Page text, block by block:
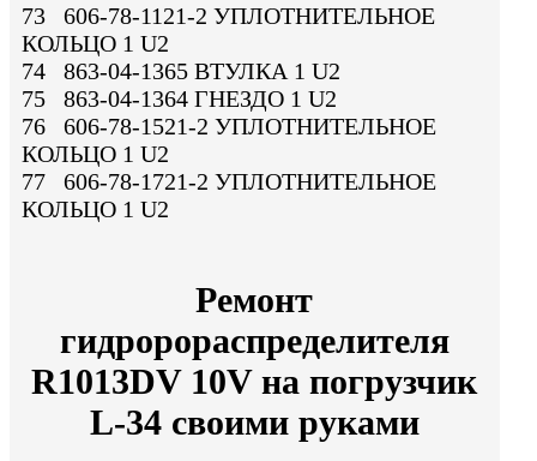
73 606-78-1121-2 УПЛОТНИТЕЛЬНОЕ
КОЛЬЦО 1 U2
74 863-04-1365 ВТУЛКА 1 U2
75 863-04-1364 ГНЕЗДО 1 U2
76 606-78-1521-2 УПЛОТНИТЕЛЬНОЕ
КОЛЬЦО 1 U2
77 606-78-1721-2 УПЛОТНИТЕЛЬНОЕ
КОЛЬЦО 1 U2
Ремонт
гидророраспределителя
R1013DV 10V на погрузчик
L-34 своими руками